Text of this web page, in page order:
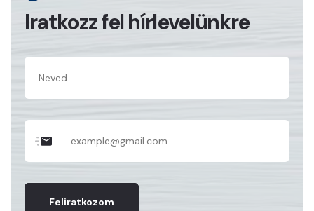
Iratkozz fel hírlevelünkre
Feliratkozom